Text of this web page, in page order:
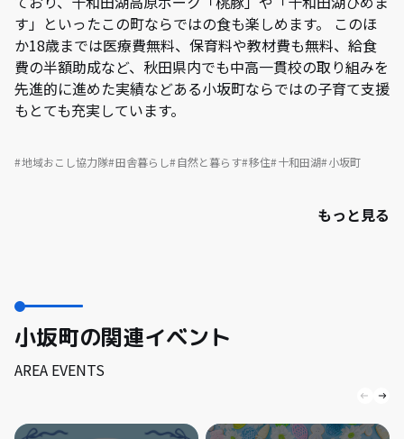
す」といったこの町ならではの食も楽しめます。 このほ
か18歳までは医療費無料、保育料や教材費も無料、給食
費の半額助成など、秋田県内でも中高一貫校の取り組みを
先進的に進めた実績などある小坂町ならではの子育て支援
もとても充実しています。
地域おこし協力隊 田舎暮らし 自然と暮らす 移住 十和田湖 小坂町
もっと見る
小坂町の関連イベント
AREA EVENTS